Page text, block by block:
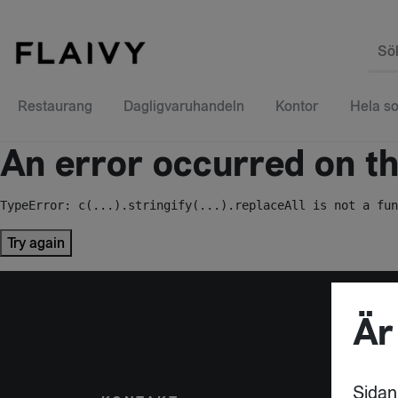
Restaurang Dagligvaruhandeln Kontor Hela
An error occurred on
TypeError: c(...).stringify(...).replaceAll is not a
Try again